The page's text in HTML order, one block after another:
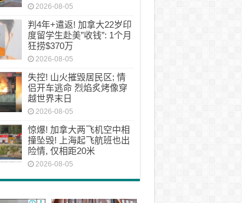
2026-08-05
判4年+遣返! 加拿大22岁印
度留学生赴美”收钱”: 1个月
狂捞$370万
2026-08-05
失控! 山火摧毁居民区; 情
侣开车逃命 烈焰炙烤像穿
越世界末日
2026-08-05
惊爆! 加拿大两飞机空中相
撞坠毁! 上海起飞航班也出
险情, 仅相距20米
2026-08-05